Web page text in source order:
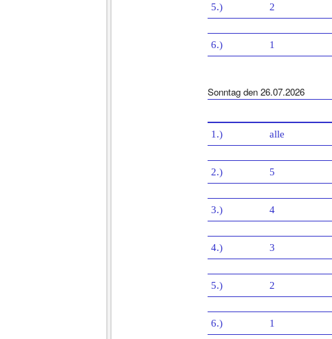
5.) 2
6.) 1
Sonntag den 26.07.2026
1.) alle
2.) 5
3.) 4
4.) 3
5.) 2
6.) 1